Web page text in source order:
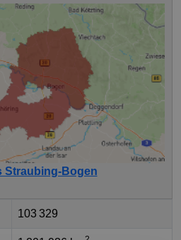
Straubing-Bogen
103 329